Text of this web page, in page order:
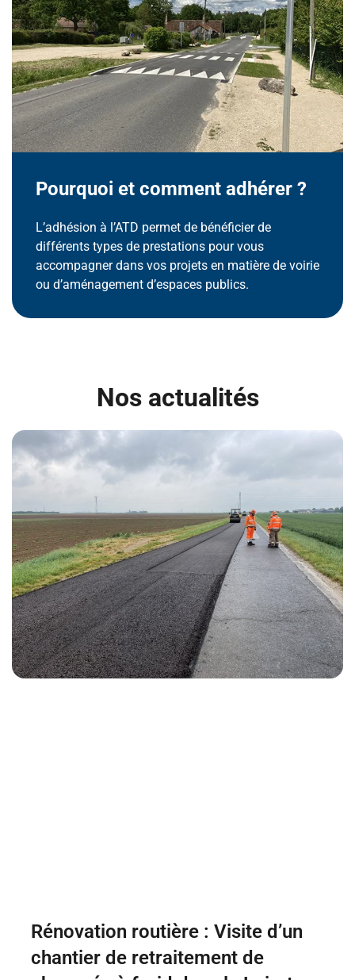
Pourquoi et comment adhérer ?
L’adhésion à l’ATD permet de bénéficier de
différents types de prestations pour vous
accompagner dans vos projets en matière de voirie
ou d’aménagement d’espaces publics.
Nos actualités
Rénovation routière : Visite d’un
chantier de retraitement de